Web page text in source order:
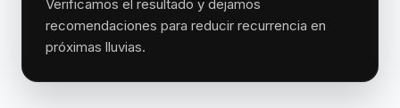
Verificamos el resultado y dejamos
recomendaciones para reducir recurrencia en
próximas lluvias.